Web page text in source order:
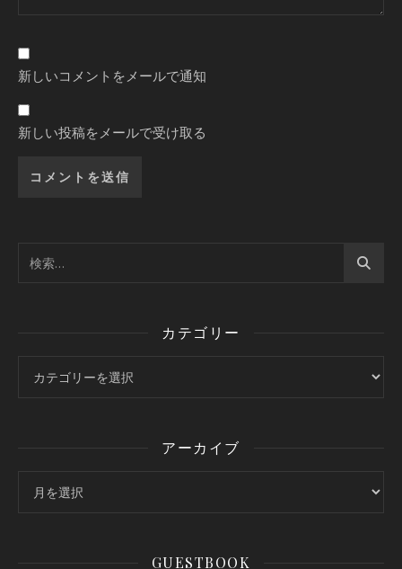
新しいコメントをメールで通知
新しい投稿をメールで受け取る
カテゴリー
アーカイブ
GUESTBOOK